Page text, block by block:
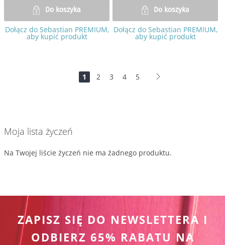
Do koszyka
Dołącz do Sebastian PREMIUM,
aby kupić produkt
Do koszyka
Dołącz do Sebastian PREMIUM,
aby kupić produkt
Strona
Jesteś
1 Strona
2 Strona
3 Strona
4 Strona
5
Moja lista życzeń
Na Twojej liście życzeń nie ma żadnego produktu.
ZAPISZ SIĘ DO NEWSLETTERA I
ODBIERZ 65% RABATU NA